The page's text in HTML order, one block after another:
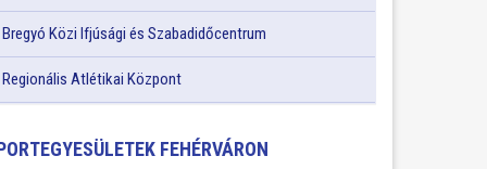
Bregyó Közi Ifjúsági és Szabadidőcentrum
Regionális Atlétikai Központ
FEHÉRVÁRON